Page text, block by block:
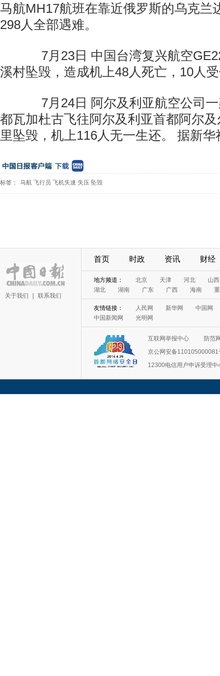
马航MH17航班在靠近俄罗斯的乌克兰
298人全部遇难。
7月23日 中国台湾复兴航空
溪村坠毁，造成机上48人死亡，10人
7月24日 阿尔及利亚航空公司一
都瓦加杜古飞往阿尔及利亚首都阿尔
里坠毁，机上116人无一生还。 据新华
标签： 马航 飞行员 飞机失速 失压 坠毁
关于我们 联系我们
首页 时政 资讯 财经
地方频道： 北京 天津 河北
山西
湖北
湖南 广东 广西 海南
友情链接： 人民网 新华网
中国网
中国新闻网
光明网
互联网举报中心
防范
京公网安备110105000081
12300电信用户申诉受理中